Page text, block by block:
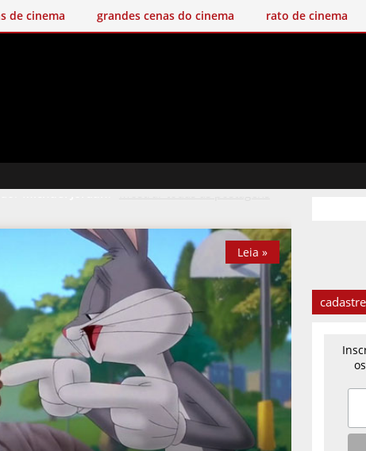
de cinema grandes cenas do cinema rato de cinema
Michael Jordan. Mostrar todas as postagens
Leia »
Leia »